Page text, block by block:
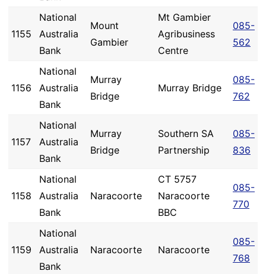
1155
National
Australia
Bank
Mount
Gambier
Mt Gambier
Agribusiness
Centre
085-
562
1156
National
Australia
Bank
Murray
Bridge
Murray Bridge
085-
762
1157
National
Australia
Bank
Murray
Bridge
Southern SA
Partnership
085-
836
1158
National
Australia
Bank
Naracoorte
CT 5757
Naracoorte
BBC
085-
770
1159
National
Australia
Bank
Naracoorte Naracoorte
085-
768